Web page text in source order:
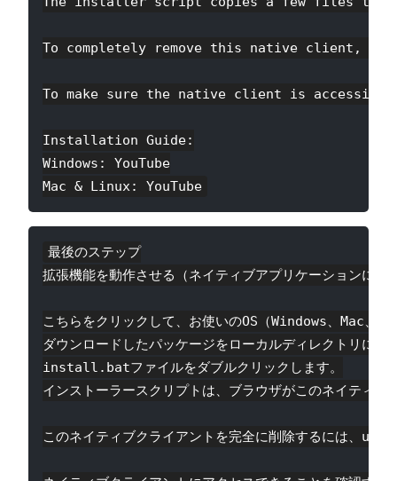
To completely remove this native client,
To make sure the native client is
Installation Guide:
Windows: YouTube
最後のステップ
拡張機能を動作させる（ネイティブアプリケーションに
こちらをクリックして、お使いのOS（Windows、Mac、
ダウンロードしたパッケージをローカルディレクトリに解
install.batファイルをダブルクリックします。
インストーラースクリプトは、ブラウザがこのネイティ
このネイティブクライアントを完全に削除するには、